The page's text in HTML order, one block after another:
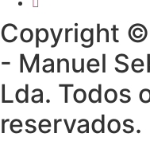
Copyright
- Manuel
Lda. Todos
reservados.